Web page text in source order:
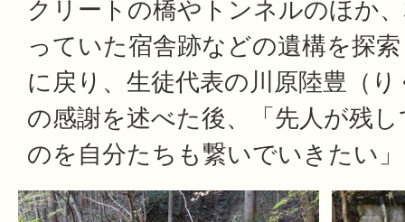
クリートの橋やトンネルのほか
っていた宿舎跡などの遺構を探
に戻り、生徒代表の川原陸豊（
の感謝を述べた後、「先人が残
のを自分たちも繋いでいきたい